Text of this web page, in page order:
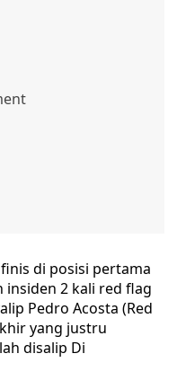
di posisi pertama
insiden 2 kali red flag
Pedro Acosta (Red
yang justru
disalip Di